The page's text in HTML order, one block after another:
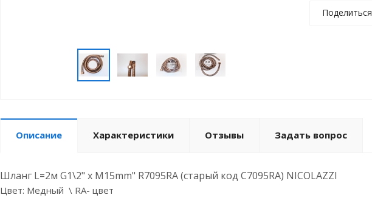
Поделиться
Описание Характеристики Отзывы Задать вопрос
Шланг L=2м G1\2" x M15mm" R7095RA (старый код C7095RA) NICOLAZZI
Цвет: Медный \ RA- цвет